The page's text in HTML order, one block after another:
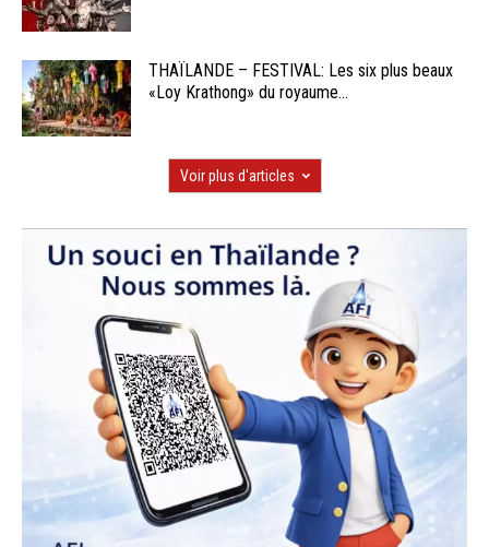
THAÏLANDE – FESTIVAL: Les six plus beaux
«Loy Krathong» du royaume...
Voir plus d'articles